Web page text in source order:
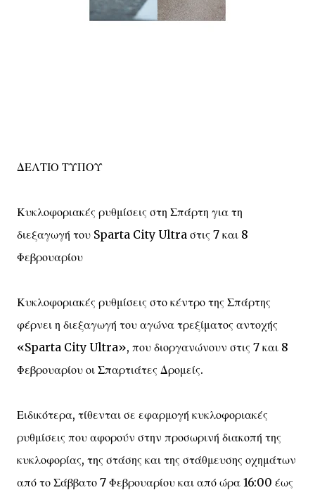
ΔΕΛΤΙΟ ΤΥΠΟΥ
Κυκλοφοριακές ρυθμίσεις στη Σπάρτη για τη
διεξαγωγή του Sparta City Ultra στις 7 και 8
Φεβρουαρίου
Κυκλοφοριακές ρυθμίσεις στο κέντρο της Σπάρτης
φέρνει η διεξαγωγή του αγώνα τρεξίματος αντοχής
«Sparta City Ultra», που διοργανώνουν στις 7 και 8
Φεβρουαρίου οι Σπαρτιάτες Δρομείς.
Ειδικότερα, τίθενται σε εφαρμογή κυκλοφοριακές
ρυθμίσεις που αφορούν στην προσωρινή διακοπή της
κυκλοφορίας, της στάσης και της στάθμευσης οχημάτων
από το Σάββατο 7 Φεβρουαρίου και από ώρα 16:00 έως